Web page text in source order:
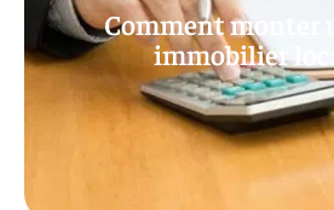
Comment monter
immobilier